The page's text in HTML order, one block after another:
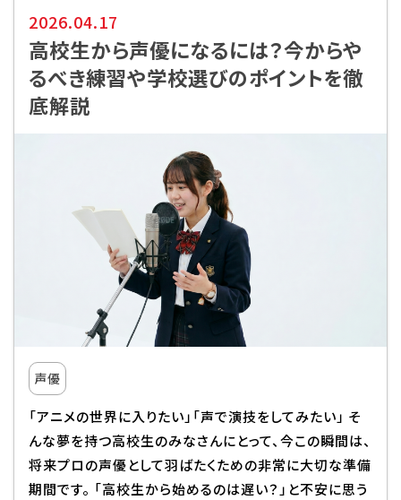
業界ナビ
新着情報
Q&A・お問い合わせ
高校1・2年生の方へ
中学生の方へ
保護者の方へ
企業の方へ
留学生の方へ
2026.04.17
高校生から声優になるには？今からや
るべき練習や学校選びのポイントを徹
底解説
声優
「アニメの世界に入りたい」「声で演技をしてみたい」 そ
んな夢を持つ高校生のみなさんにとって、今この瞬間は、
将来プロの声優として羽ばたくための非常に大切な準備
期間です。 「高校生から始めるのは遅い？」と不安に思う